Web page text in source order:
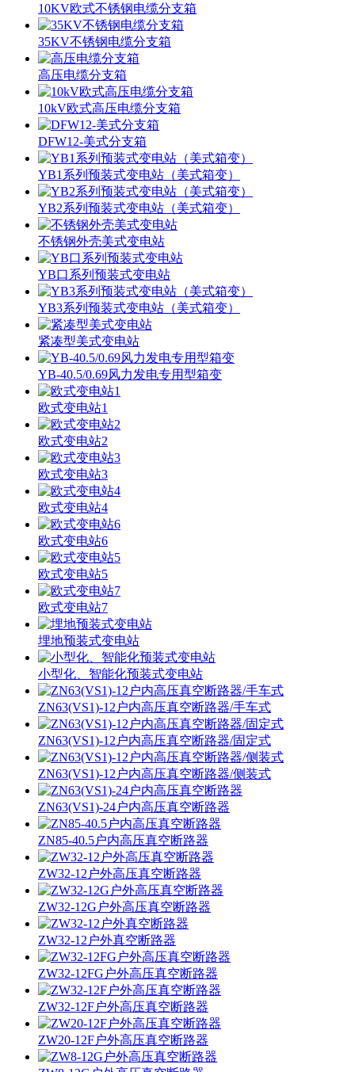
10KV欧式不锈钢电缆分支箱
35KV不锈钢电缆分支箱
高压电缆分支箱
10kV欧式高压电缆分支箱
DFW12-美式分支箱
YB1系列预装式变电站（美式箱变）
YB2系列预装式变电站（美式箱变）
不锈钢外壳美式变电站
YB口系列预装式变电站
YB3系列预装式变电站（美式箱变）
紧凑型美式变电站
YB-40.5/0.69风力发电专用型箱变
欧式变电站1
欧式变电站2
欧式变电站3
欧式变电站4
欧式变电站6
欧式变电站5
欧式变电站7
埋地预装式变电站
小型化、智能化预装式变电站
ZN63(VS1)-12户内高压真空断路器/手车式
ZN63(VS1)-12户内高压真空断路器/固定式
ZN63(VS1)-12户内高压真空断路器/侧装式
ZN63(VS1)-24户内高压真空断路器
ZN85-40.5户内高压真空断路器
ZW32-12户外高压真空断路器
ZW32-12G户外高压真空断路器
ZW32-12户外真空断路器
ZW32-12FG户外高压真空断路器
ZW32-12F户外高压真空断路器
ZW20-12F户外高压真空断路器